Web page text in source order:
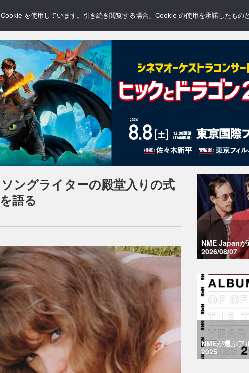
BLOGS FEATURE
ングライターの殿堂入りの式
語る
NME Japanが
2026/08/07
NMEが選ぶア
2025
を使用しています。引き続き閲覧する場合、Cookie の使用を承諾したもの